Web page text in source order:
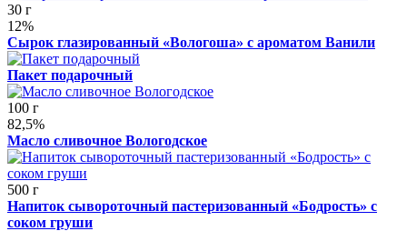
30 г
12%
Сырок глазированный «Вологоша» с ароматом Ванили
Пакет подарочный
100 г
82,5%
Масло сливочное Вологодское
500 г
Напиток сывороточный пастеризованный «Бодрость» с
соком груши